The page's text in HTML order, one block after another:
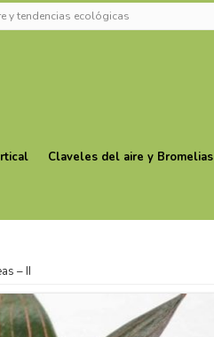
y tendencias ecológicas
Claveles del aire y Bromelias
– II